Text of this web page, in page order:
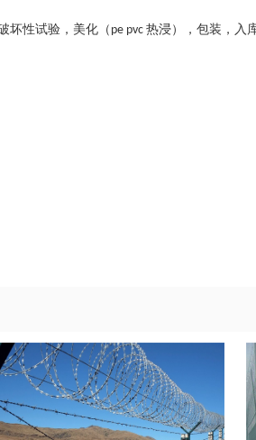
坏性试验，美化（ pe pvc 热浸），包装，入库